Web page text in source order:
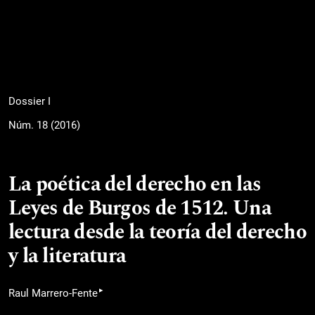
Dossier I
Núm. 18 (2016)
La poética del derecho en las
Leyes de Burgos de 1512. Una
lectura desde la teoría del derecho
y la literatura
Raul Marrero-Fente▸